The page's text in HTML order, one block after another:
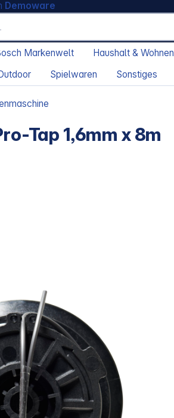
Demoware
Markenwelt Haushalt & Wohnen
Spielwaren Sonstiges
Tap 1,6mm x 8m